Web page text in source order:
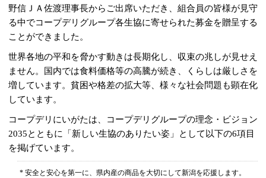
野信ＪＡ佐渡理事長からご出席いただき、組合員の皆様が見守
る中でコープデリグループ各生協に寄せられた募金を贈呈する
ことができました。
世界各地の平和を脅かす動きは長期化し、収束の兆しが見せえ
ません。国内では食料価格等の高騰が続き、くらしは厳しさを
増しています。貧困や格差の拡大等、様々な社会問題も顕在化
しています。
コープデリにいがたは、コープデリグループの理念・ビジョン
2035とともに「新しい生協のありたい姿」として以下の6項目
を掲げています。
* 安全と安心を第一に、県内産の商品を大切にして新潟を応援します。